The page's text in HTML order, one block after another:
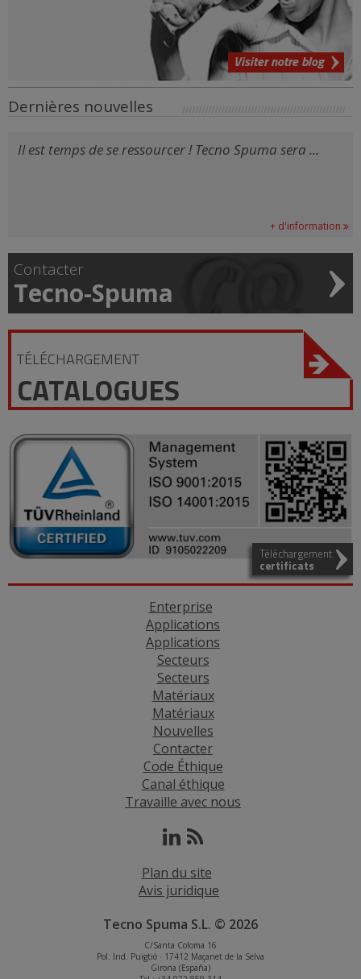
Visiter notre blog
Dernières nouvelles
Il est temps de se ressourcer ! Tecno Spuma sera ...
+ d'information
Contacter
Tecno-Spuma
TÉLÉCHARGEMENT
CATALOGUES
Téléchargement
certificats
Enterprise
Applications
Applications
Secteurs
Secteurs
Matériaux
Matériaux
Nouvelles
Contacter
Code Éthique
Canal éthique
Travaille avec nous
Plan du site
Avis juridique
Tecno Spuma S.L. © 2026
C/Santa Coloma 16
Pol. Ind. Puigtió · 17412 Maçanet de la Selva
Girona (España)